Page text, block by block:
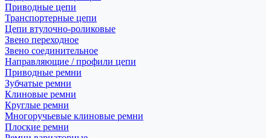
Приводные цепи
Транспортерные цепи
Цепи втулочно-роликовые
Звено переходное
Звено соединительное
Направляющие / профили цепи
Приводные ремни
Зубчатые ремни
Клиновые ремни
Круглые ремни
Многоручьевые клиновые ремни
Плоские ремни